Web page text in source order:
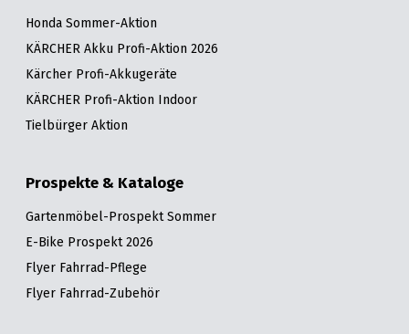
Honda Sommer-Aktion
KÄRCHER Akku Profi-Aktion 2026
Kärcher Profi-Akkugeräte
KÄRCHER Profi-Aktion Indoor
Tielbürger Aktion
Prospekte & Kataloge
Gartenmöbel-Prospekt Sommer
E-Bike Prospekt 2026
Flyer Fahrrad-Pflege
Flyer Fahrrad-Zubehör